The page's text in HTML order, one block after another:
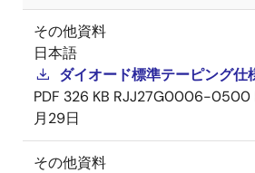
その他資料
日本語
ダイオード標準テーピング仕
PDF 326 KB RJJ27G0006-0500
月29日
その他資料